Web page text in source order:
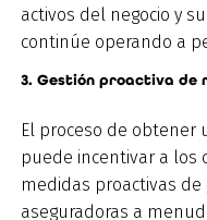
activos del negocio y
continúe operando a
3. Gestión proactiva de
El proceso de obtener
puede incentivar a los
medidas proactivas de
aseguradoras a